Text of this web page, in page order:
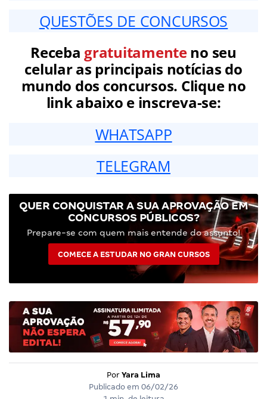
QUESTÕES DE CONCURSOS
Receba gratuitamenteno seu
celular as principais notícias do
mundo dos concursos. Clique no
link abaixo e inscreva-se:
WHATSAPP
TELEGRAM
QUER CONQUISTAR A SUA APROVAÇÃO EM
CONCURSOS PÚBLICOS?
Prepare-se com quem mais entende do assunto!
COMECE A ESTUDAR NO GRAN CURSOS
Por Yara Lima
Publicado em 06/02/26